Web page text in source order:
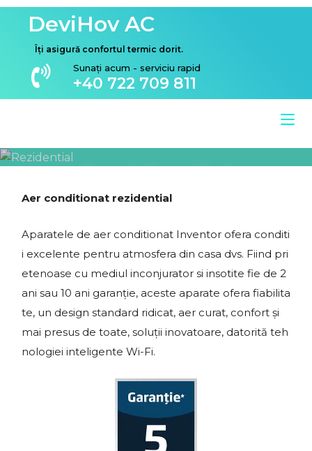
DeviHov AC
Îți asigură confortul termic dorit.
Sunați acum - serviciu rapid
+40 722 709 811
Aer conditionat rezidential
Aparatele de aer conditionat Inventor ofera conditi
i excelente pentru atmosfera din casa dvs. Fiind pri
etenoase cu mediul inconjurator si insotite fie de 2
ani sau 10 ani garanție, aceste aparate ofera fiabilita
te, un design standard ridicat, aer curat, confort și
mai presus de toate, soluții inovatoare, datorită teh
nologiei inteligente Wi-Fi.